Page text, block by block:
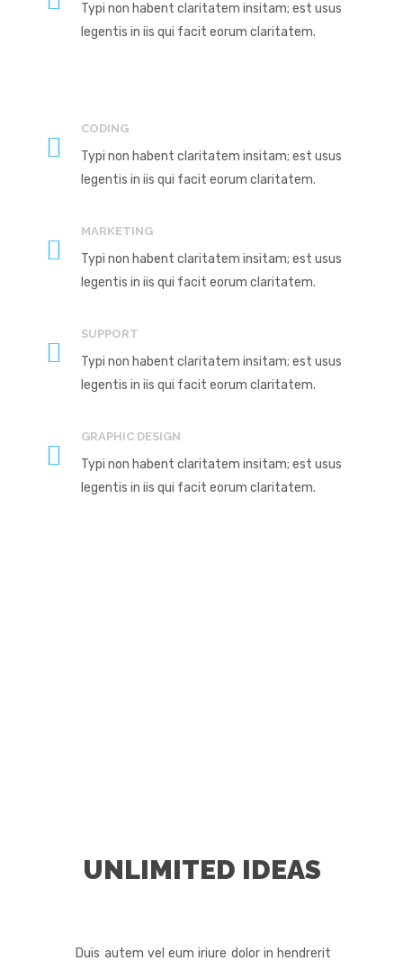
Typi non habent claritatem insitam; est usus
legentis in iis qui facit eorum claritatem.
CODING
Typi non habent claritatem insitam; est usus
legentis in iis qui facit eorum claritatem.
MARKETING
Typi non habent claritatem insitam; est usus
legentis in iis qui facit eorum claritatem.
SUPPORT
Typi non habent claritatem insitam; est usus
legentis in iis qui facit eorum claritatem.
GRAPHIC DESIGN
Typi non habent claritatem insitam; est usus
legentis in iis qui facit eorum claritatem.
UNLIMITED IDEAS
Duis autem vel eum iriure dolor in hendrerit